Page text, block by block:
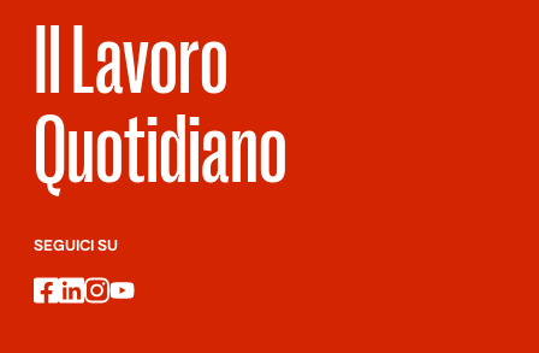
Il Lavoro
Quotidiano
SEGUICI SU
facebook
linkedin
instagram
youtube